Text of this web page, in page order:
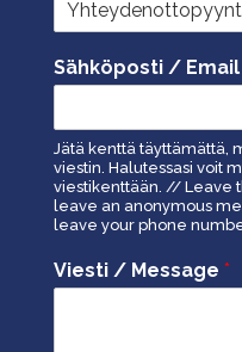
Sähköposti / Email
Jätä kenttä täyttämättä,
viestin. Halutessasi voit
viestikenttään. // Leave
leave an anonymous
leave your phone
Viesti / Message *